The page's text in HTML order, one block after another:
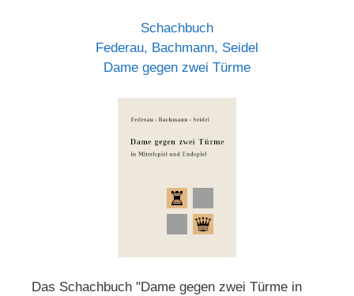
Schachbuch
Federau, Bachmann, Seidel
Dame gegen zwei Türme
Das Schachbuch "Dame gegen zwei Türme in